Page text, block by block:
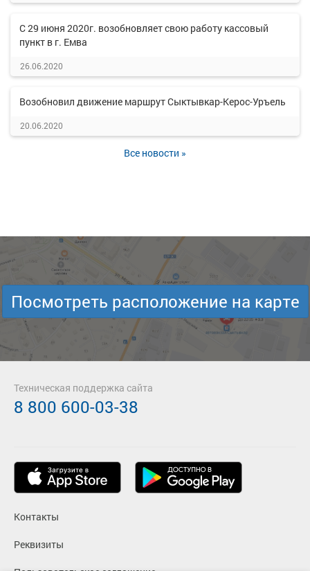
С 29 июня 2020г. возобновляет свою работу кассовый
пункт в г. Емва
26.06.2020
Возобновил движение маршрут Сыктывкар-Керос-Уръель
20.06.2020
Все новости »
Посмотреть расположение на карте
Контакты
Реквизиты
Техническая поддержка сайта
8 800 600-03-38